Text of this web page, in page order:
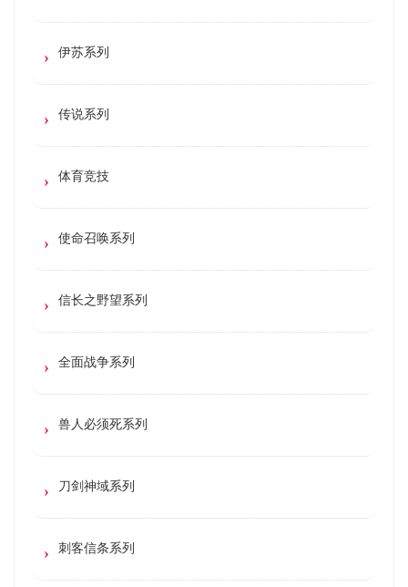
伊苏系列
传说系列
体育竞技
使命召唤系列
信长之野望系列
全面战争系列
兽人必须死系列
刀剑神域系列
刺客信条系列